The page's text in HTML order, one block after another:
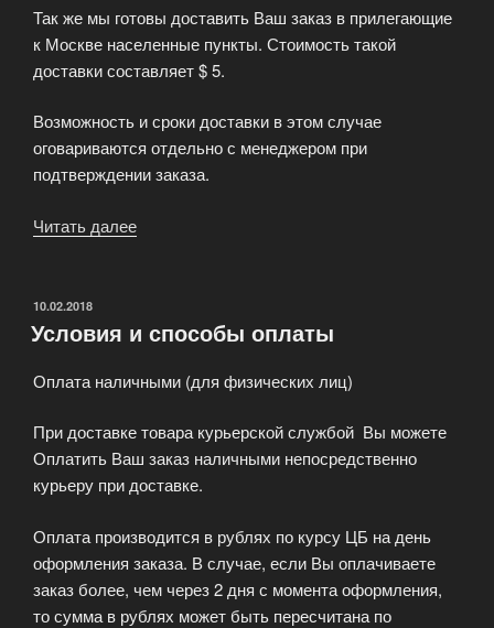
Так же мы готовы доставить Ваш заказ в прилегающие
к Москве населенные пункты. Стоимость такой
доставки составляет $ 5.
Возможность и сроки доставки в этом случае
оговариваются отдельно с менеджером при
подтверждении заказа.
Читать далее
ОПУБЛИКОВАНО
10.02.2018
Условия и способы оплаты
Оплата наличными (для физических лиц)
При доставке товара курьерской службой Вы можете
Оплатить Ваш заказ наличными непосредственно
курьеру при доставке.
Оплата производится в рублях по курсу ЦБ на день
оформления заказа. В случае, если Вы оплачиваете
заказ более, чем через 2 дня с момента оформления,
то сумма в рублях может быть пересчитана по